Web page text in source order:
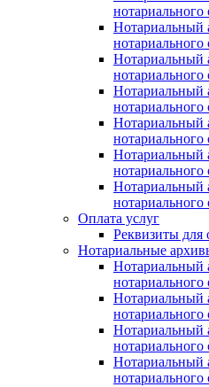
нотариального
Нотариальный
нотариального
Нотариальный
нотариального
Нотариальный
нотариального
Нотариальный
нотариального
Нотариальный
нотариального
Нотариальный
нотариального
Оплата услуг
Реквизиты для
Нотариальные
Нотариальный
нотариального
Нотариальный
нотариального
Нотариальный
нотариального
Нотариальный
нотариального